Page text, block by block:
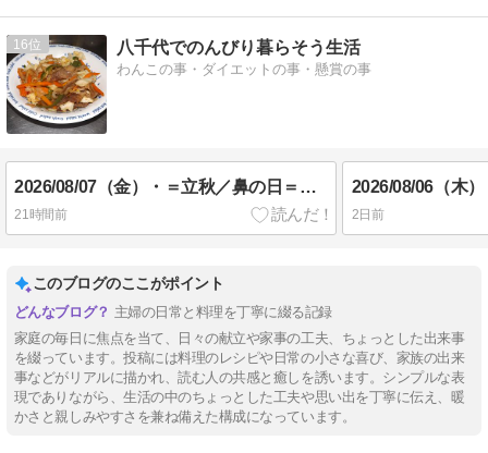
16 八千代でのんびり暮らそう生活
わんこの事・ダイエットの事・懸賞の事
2026/08/07（金）・＝立秋／鼻の日＝・「プラスマイナスゼロ」(#^^#)／本日、金は、デイサービスの日／昨夕食_(_^_)_
21時間前 2日前
このブログのここがポイント
主婦の日常と料理を丁寧に綴る記録
家庭の毎日に焦点を当て、日々の献立や家事の工夫、ちょっとした出来事
を綴っています。投稿には料理のレシピや日常の小さな喜び、家族の出来
事などがリアルに描かれ、読む人の共感と癒しを誘います。シンプルな表
現でありながら、生活の中のちょっとした工夫や思い出を丁寧に伝え、暖
かさと親しみやすさを兼ね備えた構成になっています。